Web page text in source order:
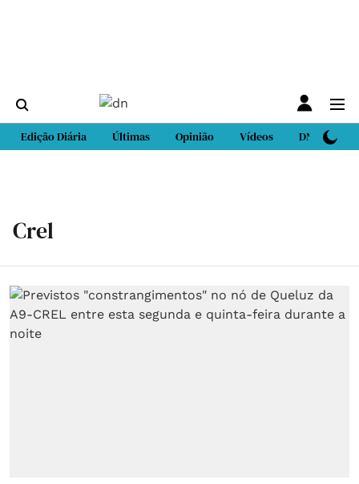
Edição Diária Últimas Opinião Vídeos DN Sport
Crel